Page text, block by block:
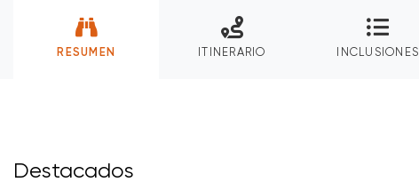
RESUMEN ITINERARIO INCLUSIONES
Destacados